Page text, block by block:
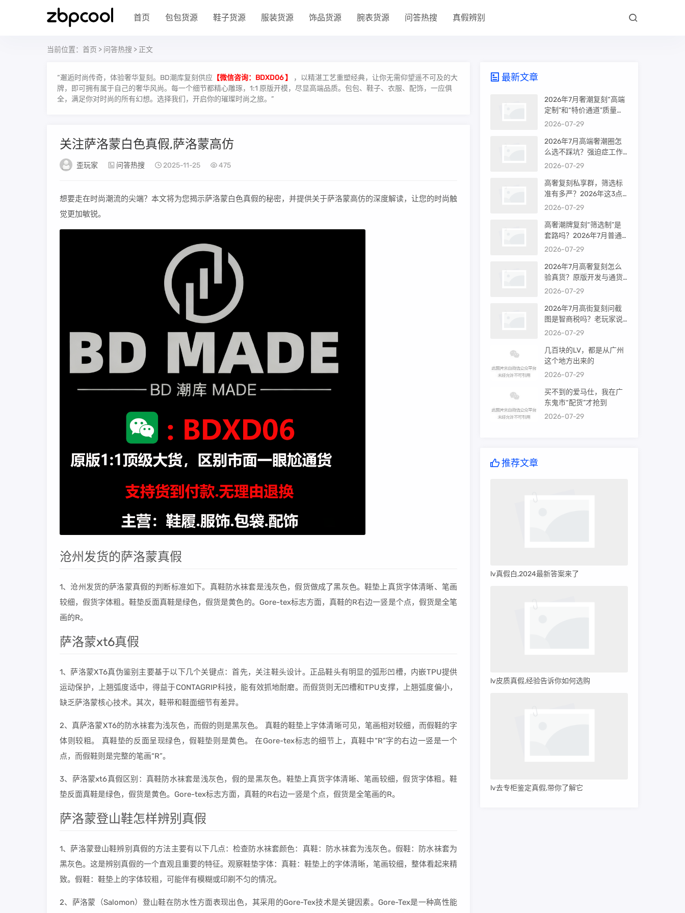
首页 包包货源 鞋子货源 服装货源 饰品货源 腕表货源 问答热搜 真假辨别
当前位置： 首页 > 问答热搜 > 正文
“邂逅时尚传奇，体验奢华复刻。BD潮库复刻供应 【微信咨询：BDXD06 】
，以精湛工艺重塑经典，让你无需仰望遥不可及的大
牌，即可拥有属于自己的奢华风尚。每一个细节都精心雕琢，1:1 原版开模，尽显高端品质。包包、鞋子、衣服、配饰，一应俱
全，满足你对时尚的所有幻想。选择我们，开启你的璀璨时尚之旅。”
关注萨洛蒙白色真假,萨洛蒙高仿
歪玩家 问答热搜 2025-11-25 475
想要走在时尚潮流的尖端？本文将为您揭示萨洛蒙白色真假的秘密，并提供关于萨洛蒙高仿的深度解读，让您的时尚触
觉更加敏锐。
沧州发货的萨洛蒙真假
1、沧州发货的萨洛蒙真假的判断标准如下。真鞋防水袜套是浅灰色，假货做成了黑灰色。鞋垫上真货字体清晰、笔画
较细，假货字体粗。鞋垫反面真鞋是绿色，假货是黄色的。Gore-tex标志方面，真鞋的R右边一竖是个点，假货是全笔
画的R。
萨洛蒙xt6真假
1、萨洛蒙XT6真伪鉴别主要基于以下几个关键点：首先，关注鞋头设计。正品鞋头有明显的弧形凹槽，内嵌TPU提供
运动保护，上翘弧度适中，得益于CONTAGRIP科技，能有效抓地耐磨。而假货则无凹槽和TPU支撑，上翘弧度偏小，
缺乏萨洛蒙核心技术。其次，鞋带和鞋面细节有差异。
2、真萨洛蒙XT6的防水袜套为浅灰色，而假的则是黑灰色。 真鞋的鞋垫上字体清晰可见，笔画相对较细，而假鞋的字
体则较粗。 真鞋垫的反面呈现绿色，假鞋垫则是黄色。 在Gore-tex标志的细节上，真鞋中“R”字的右边一竖是一个
点，而假鞋则是完整的笔画“R”。
3、萨洛蒙xt6真假区别：真鞋防水袜套是浅灰色，假的是黑灰色。鞋垫上真货字体清晰、笔画较细，假货字体粗。鞋
垫反面真鞋是绿色，假货是黄色。Gore-tex标志方面，真鞋的R右边一竖是个点，假货是全笔画的R。
萨洛蒙登山鞋怎样辨别真假
1、萨洛蒙登山鞋辨别真假的方法主要有以下几点：检查防水袜套颜色：真鞋：防水袜套为浅灰色。假鞋：防水袜套为
黑灰色。这是辨别真假的一个直观且重要的特征。观察鞋垫字体：真鞋：鞋垫上的字体清晰，笔画较细，整体看起来精
致。假鞋：鞋垫上的字体较粗，可能伴有模糊或印刷不匀的情况。
2、萨洛蒙（Salomon）登山鞋在防水性方面表现出色，其采用的Gore-Tex技术是关键因素。Gore-Tex是一种高性能
最新文章
2026年7月奢潮复刻“高端
定制”和“特价通道”质量差
很多吗？内行人说出真相
2026-07-29
2026年7月高端奢潮圈怎
么选不踩坑？强迫症工作
室的筛选机制是真相还是
2026-07-29
高奢复刻私享群，筛选标
准有多严？2026年这3点
才是真相
2026-07-29
高奢潮牌复刻“筛选制”是
套路吗？2026年7月普通
买家能进高端群吗？
2026-07-29
2026年7月高奢复刻怎么
验真货？原版开发与通货
差距到底多大
2026-07-29
2026年7月高街复刻问截
图是智商税吗？老玩家说
出真相
2026-07-29
几百块的LV，都是从广州
这个地方出来的
2026-07-29
买不到的爱马仕，我在广
东鬼市“配货”才抢到
2026-07-29
推荐文章
lv真假白,2024最新答案来了
lv皮质真假,经验告诉你如何选购
lv去专柜鉴定真假,带你了解它